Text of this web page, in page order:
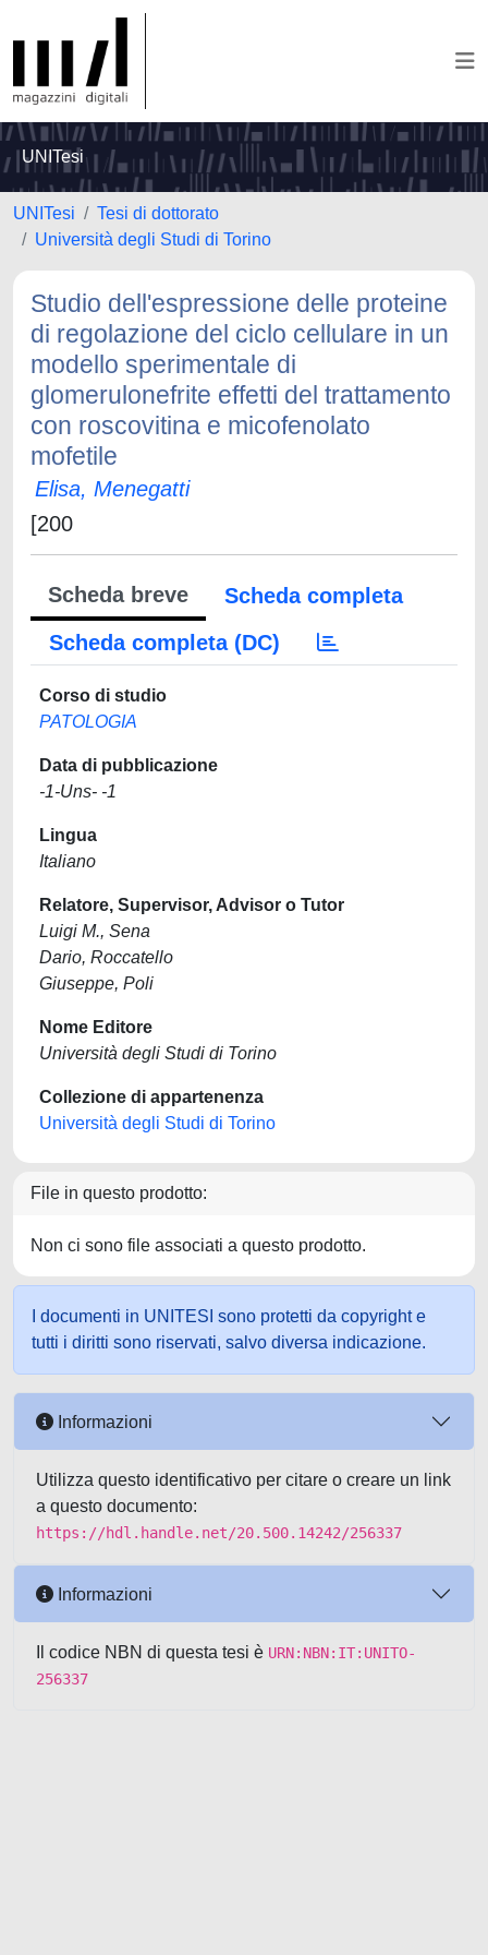
UNITesi
UNITesi
Tesi di dottorato
Università degli Studi di Torino
Studio dell'espressione delle proteine
di regolazione del ciclo cellulare in un
modello sperimentale di
glomerulonefrite effetti del trattamento
con roscovitina e micofenolato
mofetile
Elisa, Menegatti
[200
Scheda breve
Scheda completa
Scheda completa (DC)
Corso di studio
PATOLOGIA
Data di pubblicazione
-1-Uns- -1
Lingua
Italiano
Relatore, Supervisor, Advisor o Tutor
Luigi M., Sena
Dario, Roccatello
Giuseppe, Poli
Nome Editore
Università degli Studi di Torino
Collezione di appartenenza
Università degli Studi di Torino
File in questo prodotto:
Non ci sono file associati a questo prodotto.
I documenti in UNITESI sono protetti da copyright e
tutti i diritti sono riservati, salvo diversa indicazione.
Informazioni
Utilizza questo identificativo per citare o creare un link
a questo documento:
https://hdl.handle.net/20.500.14242/256337
Informazioni
Il codice NBN di questa tesi è URN:NBN:IT:UNITO-
256337